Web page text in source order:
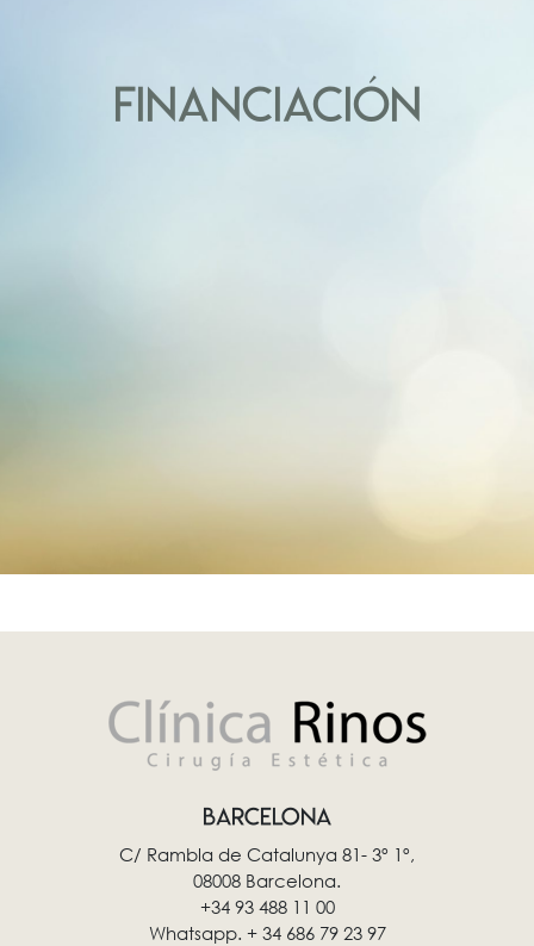
FINANCIACIÓN
BARCELONA
C/ Rambla de Catalunya 81- 3º 1º,
08008 Barcelona.
+34 93 488 11 00
Whatsapp. + 34 686 79 23 97